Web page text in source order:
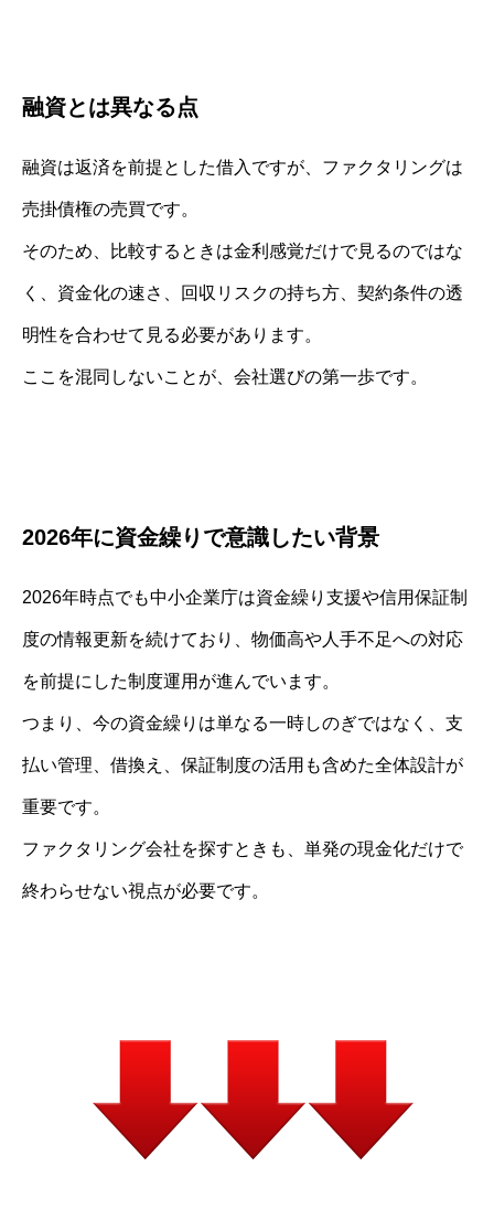
融資とは異なる点
融資は返済を前提とした借入ですが、ファクタリングは
売掛債権の売買です。
そのため、比較するときは金利感覚だけで見るのではな
く、資金化の速さ、回収リスクの持ち方、契約条件の透
明性を合わせて見る必要があります。
ここを混同しないことが、会社選びの第一歩です。
2026年に資金繰りで意識したい背景
2026年時点でも中小企業庁は資金繰り支援や信用保証制
度の情報更新を続けており、物価高や人手不足への対応
を前提にした制度運用が進んでいます。
つまり、今の資金繰りは単なる一時しのぎではなく、支
払い管理、借換え、保証制度の活用も含めた全体設計が
重要です。
ファクタリング会社を探すときも、単発の現金化だけで
終わらせない視点が必要です。